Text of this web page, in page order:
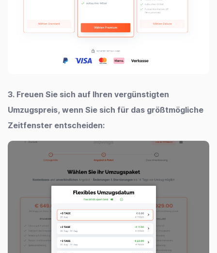
3. Freuen Sie sich auf Ihren vergünstigten
Umzugspreis, wenn Sie sich für das größtmögliche
Zeitfenster entscheiden: